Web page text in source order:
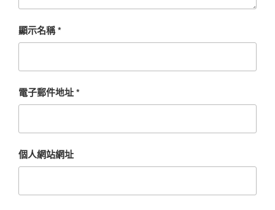
顯示名稱*
電子郵件地址*
個人網站網址